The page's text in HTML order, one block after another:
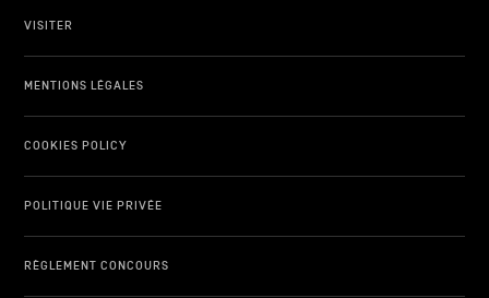
VISITER
MENTIONS LÉGALES
COOKIES POLICY
POLITIQUE VIE PRIVÉE
RÈGLEMENT CONCOURS